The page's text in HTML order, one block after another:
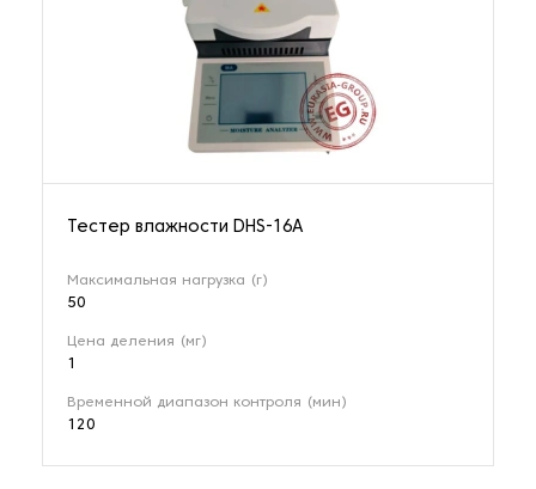
Тестер влажности DHS-16A
Максимальная нагрузка (г)
50
Цена деления (мг)
1
Временной диапазон контроля (мин)
120